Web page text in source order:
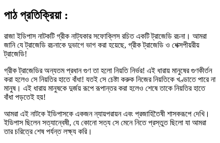
পাঠ প্রতিক্রিয়া :
রাজা ইডিপাস নাটকটি গ্রীক নাট্যকার সফোক্লিস রচিত একটি ট্রাজেডি রচনা। আমরা
জানি যে ট্রাজেডি রচনাকে দুভাগে ভাগ করা হয়েছে, গ্রীক ট্রাজেডি ও শেক্সপীয়রীয়
ট্রাজেডি!
গ্রীক ট্রাজেডির অন্যতম প্রধান গুণ তা হলো নিয়তি নির্ভর! এই ধারায় মানুষের গুণকীর্তন
করা হলেও সে নিয়তির হাতে বাঁধা! যতই সে চেষ্টা করুক নিজের নিয়তিকে খণ্ডাতে পারে না
মানুষ। এই ধারায় মানুষকে দুর্জয় রূপে রূপান্তর করা হলেও শেষে তাকে নিয়তির হাতে
বাঁধা পড়তেই হয়!
আমরা এই নাটকে ইডিপাসকে একজন ন্যায়পরায়ন এবং প্রজাহিতৈষী শাসকরূপে দেখি।
ইডিপাস ছিলেন সত্যান্বেষী, যে কোনো সত্য সে মেনে নিতে প্রস্তুত ছিলো যা আমরা
তার চরিত্রে শেষ পর্যন্ত লক্ষ্য করি।